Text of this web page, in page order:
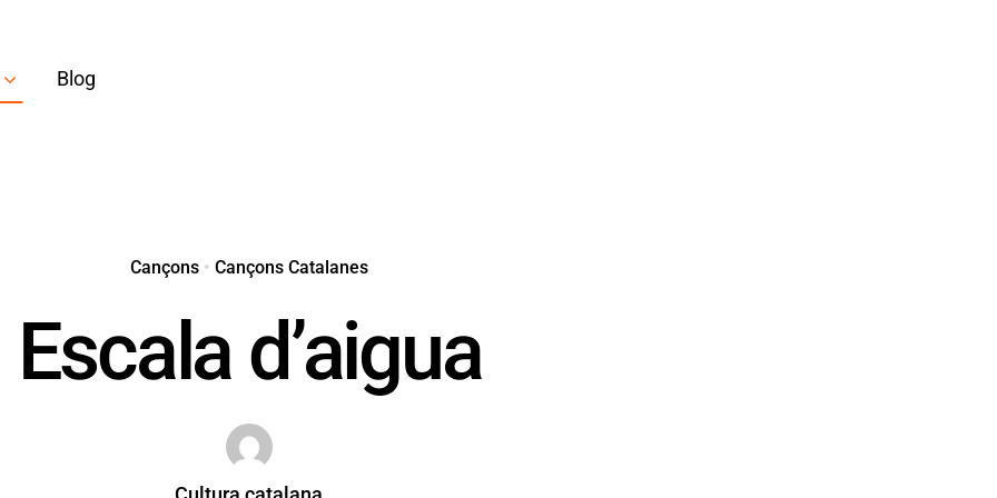
Blog
Cançons• Cançons Catalanes
Escala d’aigua